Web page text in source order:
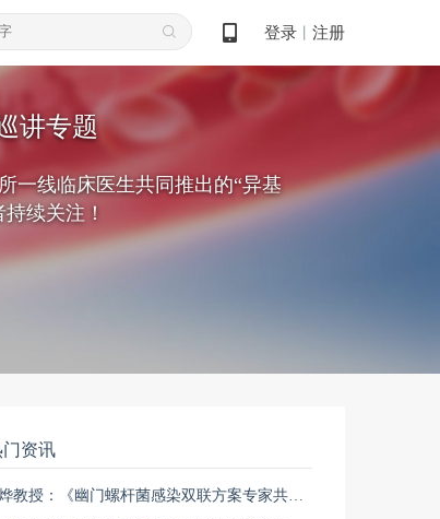
登录 注册
讲专题
一线临床医生共同推出的“异基
续关注！
门资讯
陈烨教授：《幽门螺杆菌感染双联方案专家共识（2026）》解读 | BIDDF2026